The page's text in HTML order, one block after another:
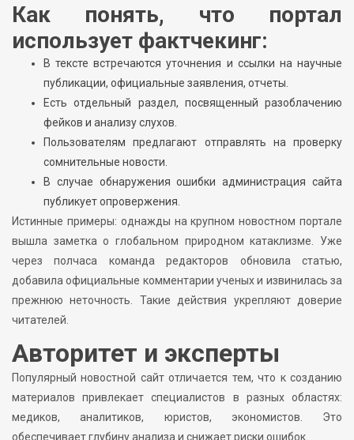
Как понять, что портал
использует фактчекинг:
В тексте встречаются уточнения и ссылки на научные
публикации, официальные заявления, отчеты.
Есть отдельный раздел, посвященный разоблачению
фейков и анализу слухов.
Пользователям предлагают отправлять на проверку
сомнительные новости.
В случае обнаружения ошибки администрация сайта
публикует опровержения.
Истинные примеры: однажды на крупном новостном портале
вышла заметка о глобальном природном катаклизме. Уже
через полчаса команда редакторов обновила статью,
добавила официальные комментарии ученых и извинилась за
прежнюю неточность. Такие действия укрепляют доверие
читателей.
Авторитет и эксперты
Популярный новостной сайт отличается тем, что к созданию
материалов привлекает специалистов в разных областях:
медиков, аналитиков, юристов, экономистов. Это
обеспечивает глубину анализа и снижает риски ошибок.